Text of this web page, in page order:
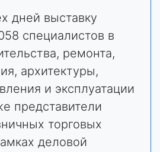
дней выставку
специалистов в
ремонта,
архитектуры,
и эксплуатации
представители
торговых
деловой